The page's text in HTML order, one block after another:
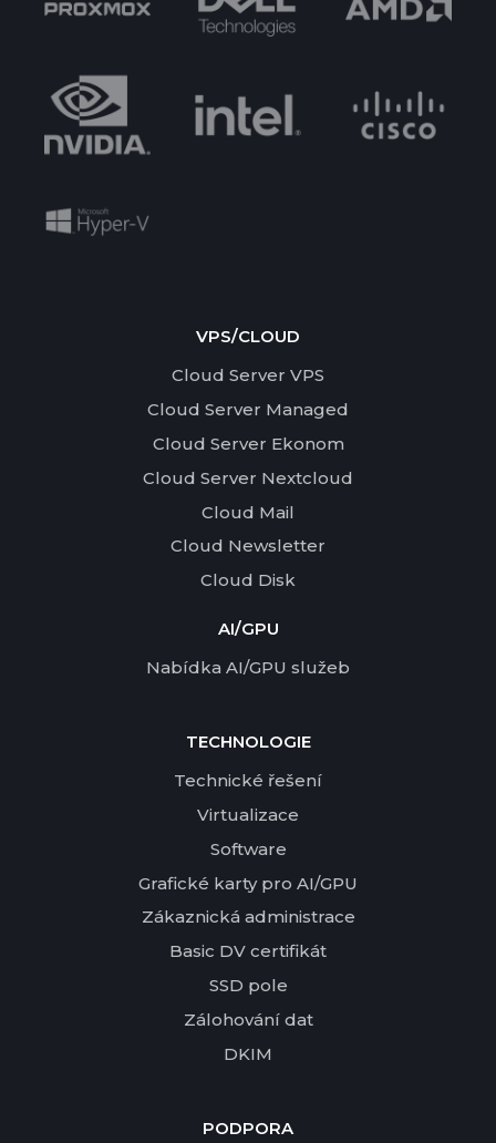
VPS/CLOUD
Cloud Server VPS
Cloud Server Managed
Cloud Server Ekonom
Cloud Server Nextcloud
Cloud Mail
Cloud Newsletter
Cloud Disk
AI/GPU
Nabídka AI/GPU služeb
TECHNOLOGIE
Technické řešení
Virtualizace
Software
Grafické karty pro AI/GPU
Zákaznická administrace
Basic DV certifikát
SSD pole
Zálohování dat
DKIM
PODPORA